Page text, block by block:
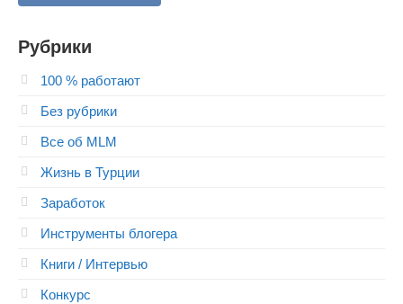
Рубрики
100 % работают
Без рубрики
Все об MLM
Жизнь в Турции
Заработок
Инструменты блогера
Книги / Интервью
Конкурс